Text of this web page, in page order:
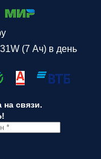
(7 Ач) в день
связи.